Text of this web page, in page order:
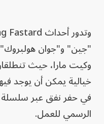
"جين" و"جوان
وكيت مارا، حيث
خيالية يمكن أن يوجد
في حفر نفق عبر
الرسمي للعمل.